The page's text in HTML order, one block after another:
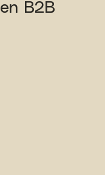
en B2B